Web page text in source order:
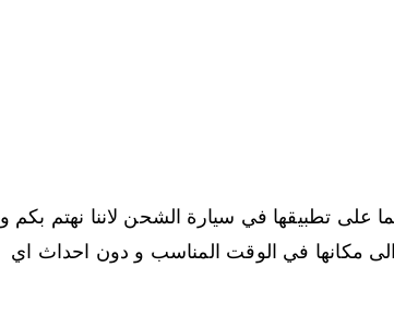
على تطبيقها في سيارة الشحن لاننا نهتم بكم و
مكانها في الوقت المناسب و دون احداث اي